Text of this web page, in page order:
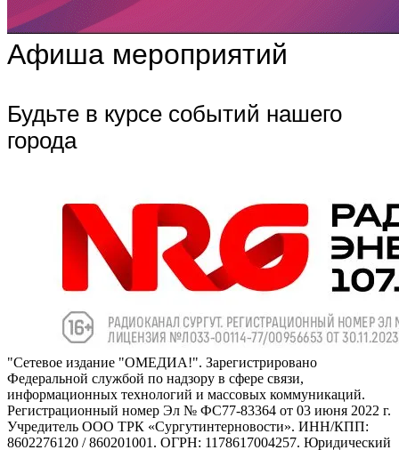
Афиша мероприятий
Будьте в курсе событий нашего
города
"Сетевое издание "ОМЕДИА!". Зарегистрировано
Федеральной службой по надзору в сфере связи,
информационных технологий и массовых коммуникаций.
Регистрационный номер Эл № ФС77-83364 от 03 июня 2022 г.
Учредитель ООО ТРК «Сургутинтерновости». ИНН/КПП:
8602276120 / 860201001. ОГРН: 1178617004257. Юридический